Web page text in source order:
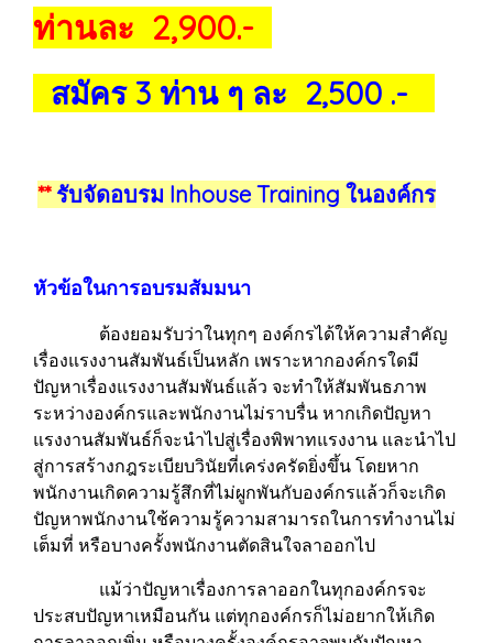
ท่านละ 2,900.-
สมัคร 3 ท่าน ๆ ละ 2,500 .-
**รับจัดอบรม Inhouse Training ในองค์กร
หัวข้อในการอบรมสัมมนา
ต้องยอมรับว่าในทุกๆ องค์กรได้ให้ความสำคัญ
เรื่องแรงงานสัมพันธ์เป็นหลัก เพราะหากองค์กรใดมี
ปัญหาเรื่องแรงงานสัมพันธ์แล้ว จะทำให้สัมพันธภาพ
ระหว่างองค์กรและพนักงานไม่ราบรื่น หากเกิดปัญหา
แรงงานสัมพันธ์ก็จะนำไปสู่เรื่องพิพาทแรงงาน และนำไป
สู่การสร้างกฎระเบียบวินัยที่เคร่งครัดยิ่งขึ้น โดยหาก
พนักงานเกิดความรู้สึกที่ไม่ผูกพันกับองค์กรแล้วก็จะเกิด
ปัญหาพนักงานใช้ความรู้ความสามารถในการทำงานไม่
เต็มที่ หรือบางครั้งพนักงานตัดสินใจลาออกไป
แม้ว่าปัญหาเรื่องการลาออกในทุกองค์กรจะ
ประสบปัญหาเหมือนกัน แต่ทุกองค์กรก็ไม่อยากให้เกิด